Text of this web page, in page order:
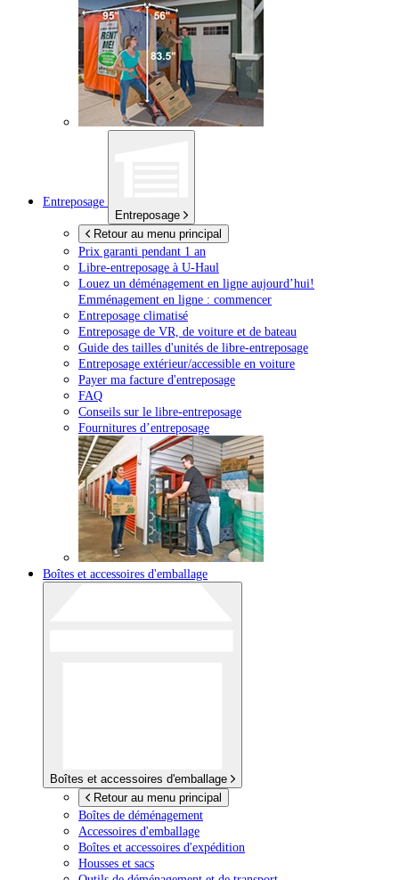
Entreposage
Entreposage
Retour au menu principal
Prix garanti pendant 1 an
Libre-entreposage à U-Haul
Louez un déménagement en ligne aujourd’hui!
Emménagement en ligne : commencer
Entreposage climatisé
Entreposage de VR, de voiture et de bateau
Guide des tailles d'unités de libre-entreposage
Entreposage extérieur/accessible en voiture
Payer ma facture d'entreposage
FAQ
Conseils sur le libre-entreposage
Fournitures d’entreposage
Boîtes et accessoires d'emballage
Boîtes et accessoires d'emballage
Retour au menu principal
Boîtes de déménagement
Accessoires d'emballage
Boîtes et accessoires d'expédition
Housses et sacs